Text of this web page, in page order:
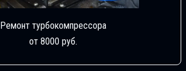
Ремонт турбокомпрессора
от 8000 руб.